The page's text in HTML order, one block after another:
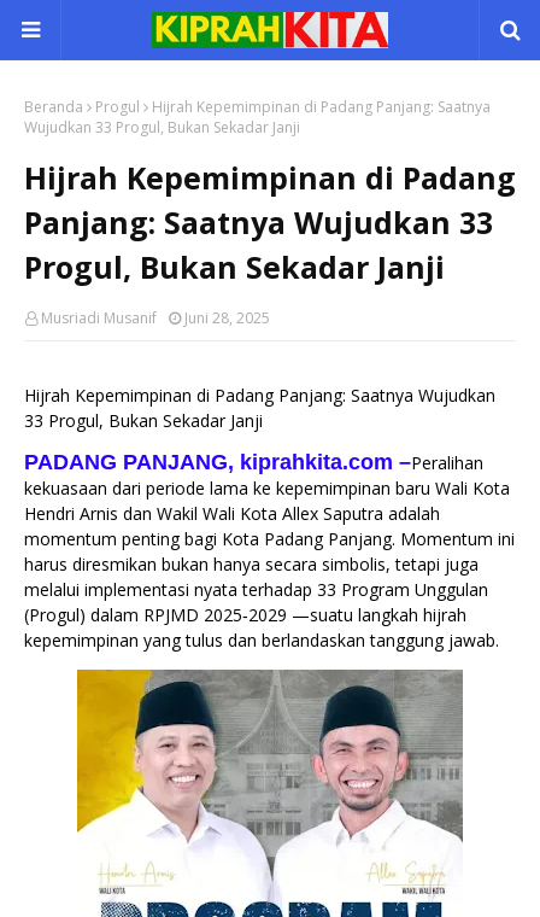
Beranda Progul
Hijrah Kepemimpinan di Padang Panjang: Saatnya
Wujudkan 33 Progul, Bukan Sekadar Janji
Hijrah Kepemimpinan di Padang
Panjang: Saatnya Wujudkan 33
Progul, Bukan Sekadar Janji
Musriadi Musanif Juni 28, 2025
Hijrah Kepemimpinan di Padang Panjang: Saatnya Wujudkan
33 Progul, Bukan Sekadar Janji
PADANG PANJANG, kiprahkita.com –Peralihan
kekuasaan dari periode lama ke kepemimpinan baru Wali Kota
Hendri Arnis dan Wakil Wali Kota Allex Saputra adalah
momentum penting bagi Kota Padang Panjang. Momentum ini
harus diresmikan bukan hanya secara simbolis, tetapi juga
melalui implementasi nyata terhadap 33 Program Unggulan
(Progul) dalam RPJMD 2025‑2029 —suatu langkah hijrah
kepemimpinan yang tulus dan berlandaskan tanggung jawab.